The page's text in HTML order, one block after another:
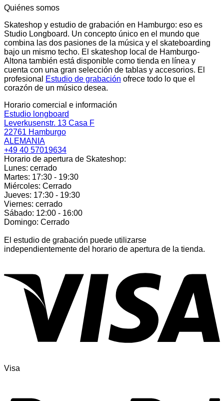
Quiénes somos
Skateshop y estudio de grabación en Hamburgo: eso es
Studio Longboard. Un concepto único en el mundo que
combina las dos pasiones de la música y el skateboarding
bajo un mismo techo. El skateshop local de Hamburgo-
Altona también está disponible como tienda en línea y
cuenta con una gran selección de tablas y accesorios. El
profesional
Estudio de grabación ofrece todo lo que el
corazón de un músico desea.
Horario comercial e información
Estudio longboard
Leverkusenstr. 13 Casa F
22761 Hamburgo
ALEMANIA
+49 40 57019634
Horario de apertura de Skateshop:
Lunes: cerrado
Martes: 17:30 - 19:30
Miércoles: Cerrado
Jueves: 17:30 - 19:30
Viernes: cerrado
Sábado: 12:00 - 16:00
Domingo: Cerrado
El estudio de grabación puede utilizarse
independientemente del horario de apertura de la tienda.
Visa